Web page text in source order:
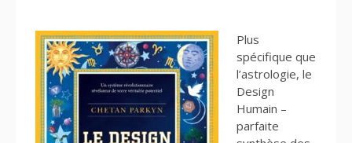
Plus
spécifique que
l’astrologie, le
Design
Humain –
parfaite